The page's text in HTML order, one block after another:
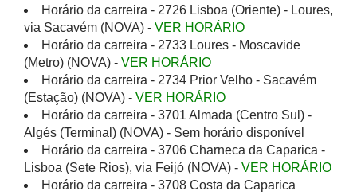
Horário da carreira - 2726 Lisboa (Oriente) - Loures,
via Sacavém (NOVA) - VER HORÁRIO
Horário da carreira - 2733 Loures - Moscavide
(Metro) (NOVA) - VER HORÁRIO
Horário da carreira - 2734 Prior Velho - Sacavém
(Estação) (NOVA) - VER HORÁRIO
Horário da carreira - 3701 Almada (Centro Sul) -
Algés (Terminal) (NOVA) - Sem horário disponível
Horário da carreira - 3706 Charneca da Caparica -
Lisboa (Sete Rios), via Feijó (NOVA) - VER HORÁRIO
Horário da carreira - 3708 Costa da Caparica